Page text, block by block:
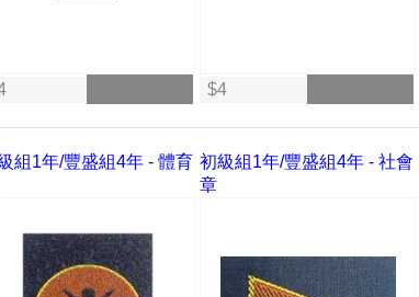
$4
組1年/豐盛組4年 - 體育 初級組1年/豐盛組4年 - 社會
章